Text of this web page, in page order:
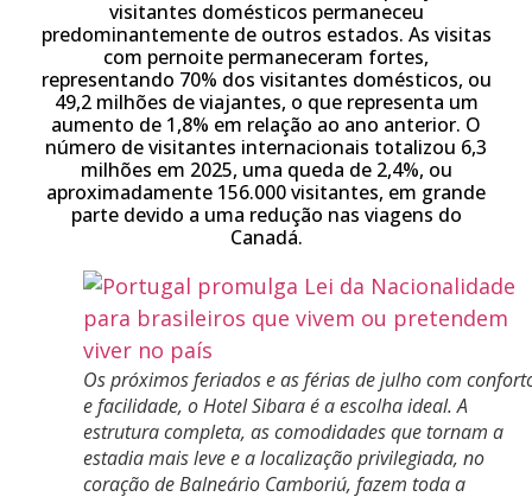
visitantes domésticos permaneceu
predominantemente de outros estados. As visitas
com pernoite permaneceram fortes,
representando 70% dos visitantes domésticos, ou
49,2 milhões de viajantes, o que representa um
aumento de 1,8% em relação ao ano anterior. O
número de visitantes internacionais totalizou 6,3
milhões em 2025, uma queda de 2,4%, ou
aproximadamente 156.000 visitantes, em grande
parte devido a uma redução nas viagens do
Canadá.
Os próximos feriados e as férias de julho com
e facilidade, o Hotel Sibara é a escolha ideal. A
estrutura completa, as comodidades que tornam a
estadia mais leve e a localização privilegiada, no
coração de Balneário Camboriú, fazem toda a